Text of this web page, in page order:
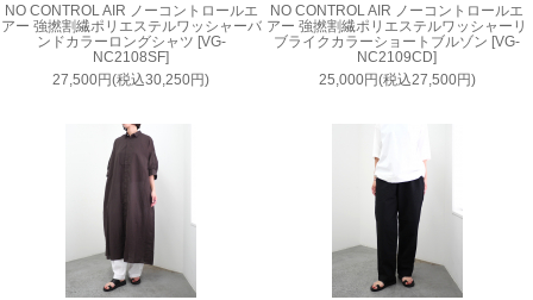
NO CONTROL AIR ノーコントロールエ
アー 強撚割繊ポリエステルワッシャーバ
ンドカラーロングシャツ [VG-
NC2108SF]
27,500円(税込30,250円)
NO CONTROL AIR ノーコントロールエ
アー 強撚割繊ポリエステルワッシャーリ
ブライクカラーショートブルゾン [VG-
NC2109CD]
25,000円(税込27,500円)